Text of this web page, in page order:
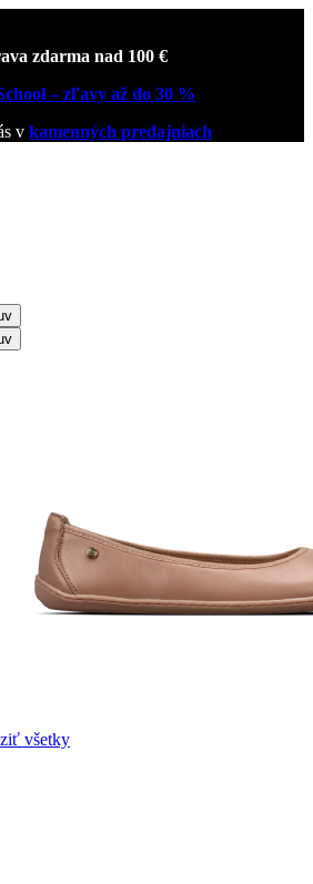
zdarma nad 100 €
– zľavy až do 30 %
v kamenných predajniach
všetky